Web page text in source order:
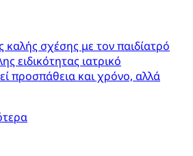
καλής σχέσης με τον παιδίατρό
ειδικότητας ιατρικό
προσπάθεια και χρόνο, αλλά